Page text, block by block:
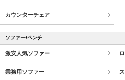
カウンターチェア
ソファー/ベンチ
激安人気ソファー
業務用ソファー